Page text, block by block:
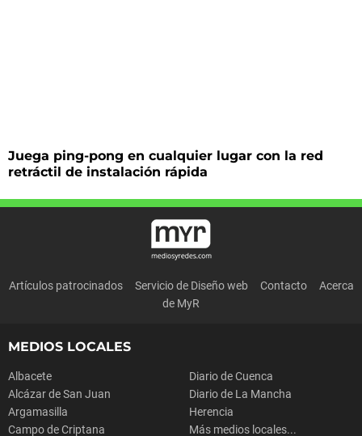
Juega ping-pong en cualquier lugar con la red
retráctil de instalación rápida
Artículos patrocinados Servicio de Diseño web Contacto
Acerca
de MyR
MEDIOS LOCALES
Albacete
Alcázar de San Juan
Argamasilla
Campo de Criptana
Diario de Cuenca
Diario de La Mancha
Herencia
Más medios locales...